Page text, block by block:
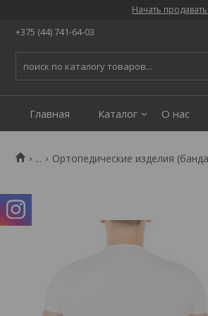
Начать
+375 (44) 741-64-03
Главная Каталог О нас
... Ортопедические изделия